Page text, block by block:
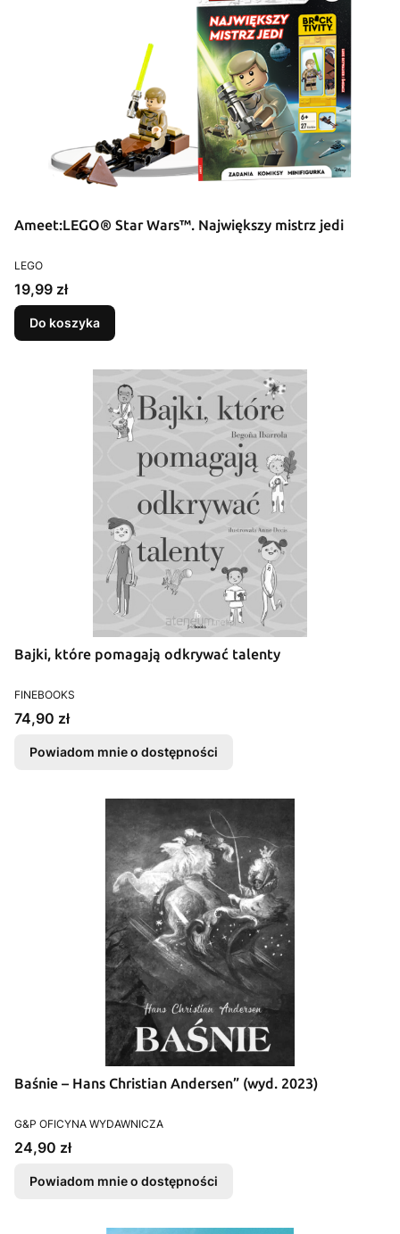
Ameet:LEGO® Star Wars™. Największy mistrz jedi
PRODUCENT
LEGO
Cena
19,99 zł
Do koszyka
Bajki, które pomagają odkrywać talenty
PRODUCENT
FINEBOOKS
Cena
74,90 zł
Powiadom mnie o dostępności
Baśnie – Hans Christian Andersen” (wyd. 2023)
PRODUCENT
G&P OFICYNA WYDAWNICZA
Cena
24,90 zł
Powiadom mnie o dostępności